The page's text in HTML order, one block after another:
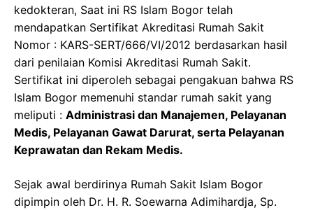
kedokteran, Saat ini RS Islam Bogor telah
mendapatkan Sertifikat Akreditasi Rumah Sakit
Nomor : KARS-SERT/666/VI/2012 berdasarkan hasil
dari penilaian Komisi Akreditasi Rumah Sakit.
Sertifikat ini diperoleh sebagai pengakuan bahwa RS
Islam Bogor memenuhi standar rumah sakit yang
meliputi : Administrasi dan Manajemen, Pelayanan
Medis, Pelayanan Gawat Darurat, serta Pelayanan
Keprawatan dan Rekam Medis.
Sejak awal berdirinya Rumah Sakit Islam Bogor
dipimpin oleh Dr. H. R. Soewarna Adimihardja, Sp.